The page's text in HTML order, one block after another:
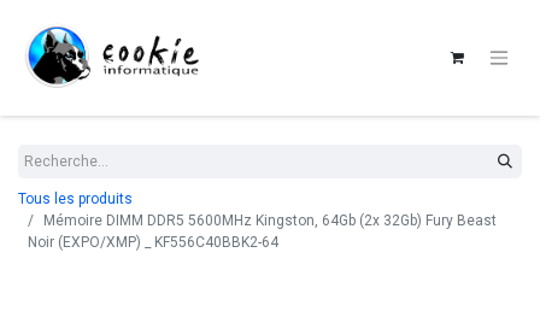
Tous les produits
Mémoire DIMM DDR5 5600MHz Kingston, 64Gb (2x 32Gb) Fury Beast
Noir (EXPO/XMP) _ KF556C40BBK2-64